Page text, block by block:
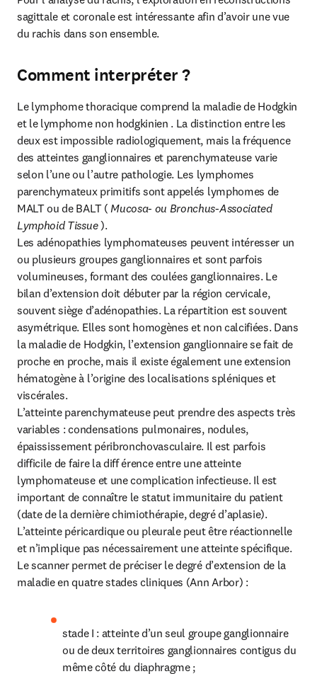
sagittale et coronale est intéressante afin d’avoir une vue
du rachis dans son ensemble.
Comment interpréter ?
Le lymphome thoracique comprend la maladie de Hodgkin
et le lymphome non hodgkinien . La distinction entre les
deux est impossible radiologiquement, mais la fréquence
des atteintes ganglionnaires et parenchymateuse varie
selon l’une ou l’autre pathologie. Les lymphomes
parenchymateux primitifs sont appelés lymphomes de
MALT ou de BALT ( Mucosa- ou Bronchus-Associated
Lymphoid Tissue ).
Les adénopathies lymphomateuses peuvent intéresser un
ou plusieurs groupes ganglionnaires et sont parfois
volumineuses, formant des coulées ganglionnaires. Le
bilan d’extension doit débuter par la région cervicale,
souvent siège d’adénopathies. La répartition est souvent
asymétrique. Elles sont homogènes et non calcifiées. Dans
la maladie de Hodgkin, l’extension ganglionnaire se fait de
proche en proche, mais il existe également une extension
hématogène à l’origine des localisations spléniques et
viscérales.
L’atteinte parenchymateuse peut prendre des aspects très
variables : condensations pulmonaires, nodules,
épaississement péribronchovasculaire. Il est parfois
difficile de faire la diff érence entre une atteinte
lymphomateuse et une complication infectieuse. Il est
important de connaître le statut immunitaire du patient
(date de la dernière chimiothérapie, degré d’aplasie).
L’atteinte péricardique ou pleurale peut être réactionnelle
et n’implique pas nécessairement une atteinte spécifique.
Le scanner permet de préciser le degré d’extension de la
maladie en quatre stades cliniques (Ann Arbor) :
stade I : atteinte d’un seul groupe ganglionnaire
ou de deux territoires ganglionnaires contigus du
même côté du diaphragme ;